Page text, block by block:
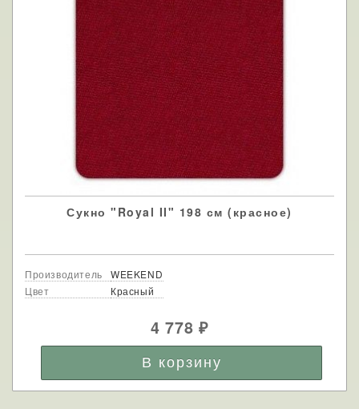
Сукно "Royal II" 198 см (красное)
Производитель
WEEKEND
Цвет
Красный
4 778₽